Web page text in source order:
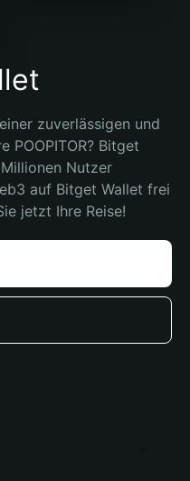
zuverlässigen und
POOPITOR? Bitget
Nutzer
auf Bitget Wallet frei
jetzt Ihre Reise!